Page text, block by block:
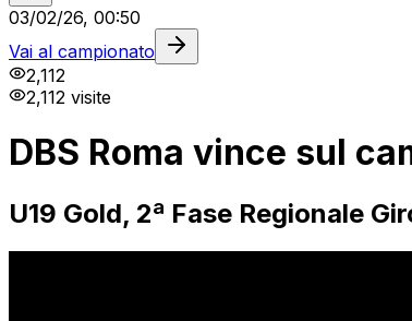
03/02/26, 00:50
Vai al campionato
2,112
2,112 visite
DBS Roma vince sul
U19 Gold, 2ª Fase Regionale